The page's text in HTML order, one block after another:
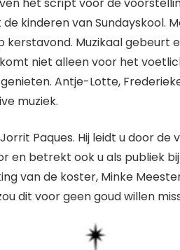
kinderen van Sundayskool.
Muzikaal gebeurt
niet alleen voor het
Antje-Lotte,
muziek.
Paques. Hij leidt u door
en betrekt ook u als publiek
van de koster, Minke
dit voor geen goud willen